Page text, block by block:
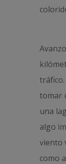
tomar
una
algo
viento
como